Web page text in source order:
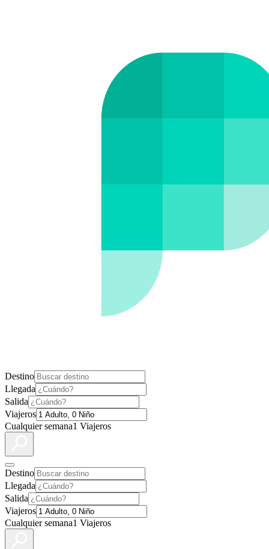
Destino
Llegada
Salida
Viajeros
Cualquier semana1 Viajeros
Destino
Llegada
Salida
Viajeros
Cualquier semana1 Viajeros